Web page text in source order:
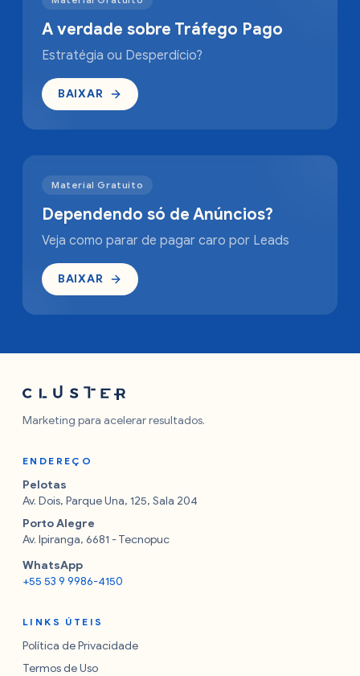
A verdade sobre Tráfego Pago
Estratégia ou Desperdício?
BAIXAR
Material Gratuito
Dependendo só de Anúncios?
Veja como parar de pagar caro por Leads
BAIXAR
Marketing para acelerar resultados.
ENDEREÇO
Pelotas
Av. Dois, Parque Una, 125, Sala 204
Porto Alegre
Av. Ipiranga, 6681 - Tecnopuc
WhatsApp
+55 53 9 9986-4150
LINKS ÚTEIS
Política de Privacidade
Termos de Uso